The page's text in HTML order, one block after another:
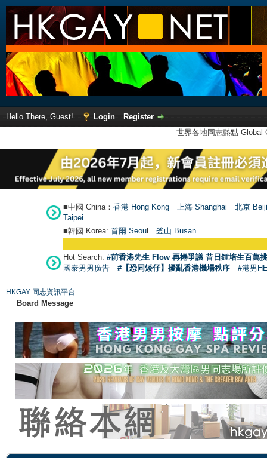
Hello There, Guest! Login
Register
世界各地同志熱點
■中國 China： 香港 Hong Kong 上海 Shanghai
北京
Taipei
■韓國 Korea: 首爾 Seoul 釜山 Busan
Hot Search: #前香港先生 Flow 再捲爭議 昔日鍾培生百萬
國泰男男廣告
#【恐同矮仔】擾亂香港機場秩序 #港男
HKGAY 同志資訊平台
Board Message